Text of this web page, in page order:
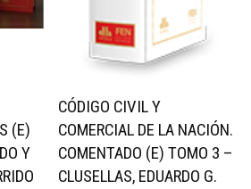
(E)
Y
CÓDIGO CIVIL Y
COMERCIAL DE LA NACIÓN.
COMENTADO (E) TOMO 3 –
CLUSELLAS, EDUARDO G.